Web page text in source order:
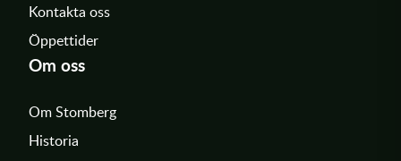
Kontakta oss
Öppettider
Om oss
Om Stomberg
Historia